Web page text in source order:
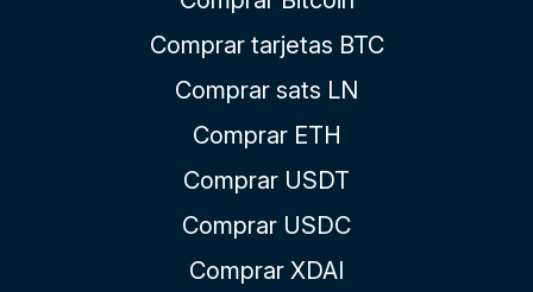
Comprar tarjetas BTC
Comprar sats LN
Comprar ETH
Comprar USDT
Comprar USDC
Comprar XDAI